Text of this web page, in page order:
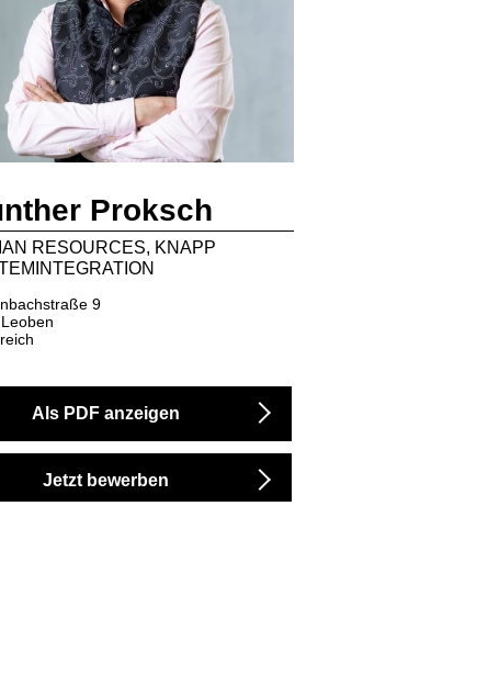
Proksch
RESOURCES, KNAPP
9
Leoben
Als PDF anzeigen
Jetzt bewerben